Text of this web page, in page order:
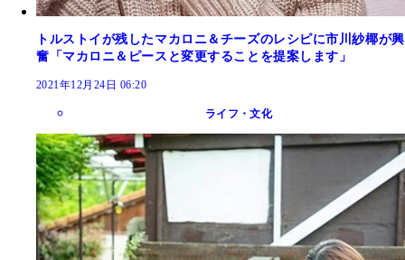
トルストイが残したマカロニ＆チーズのレシピに市川紗椰が興
奮「マカロニ＆ピースと変更することを提案します」
2021年12月24日 06:20
ライフ・文化